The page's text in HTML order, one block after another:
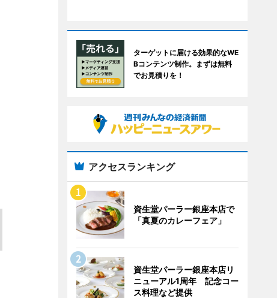
ターゲットに届ける効果的なWE
Bコンテンツ制作。まずは無料
でお見積りを！
アクセスランキング
資生堂パーラー銀座本店で
「真夏のカレーフェア」
資生堂パーラー銀座本店リ
ニューアル1周年 記念コー
ス料理など提供